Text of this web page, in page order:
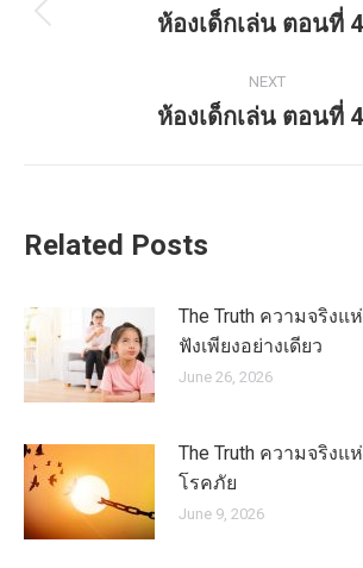
navigation
Previous
ห้องเด็กเล่น ตอนที่
NEXT
Next
ห้องเด็กเล่น ตอนที่
Related Posts
The Truth ความจริงแ
ฟังเพียงอย่างเดียว
June 26, 2026
The Truth ความจริงแ
โรคภัย
June 9, 2026